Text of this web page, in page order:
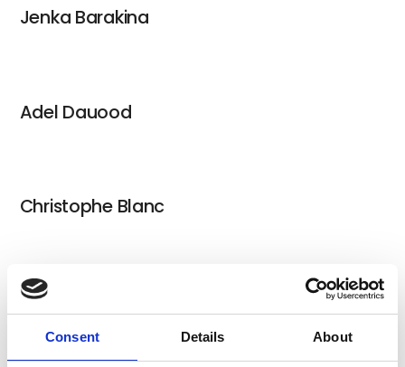
Consent Details About
Jenka Barakina
Adel Dauood
Christophe Blanc
Adel Dauood .